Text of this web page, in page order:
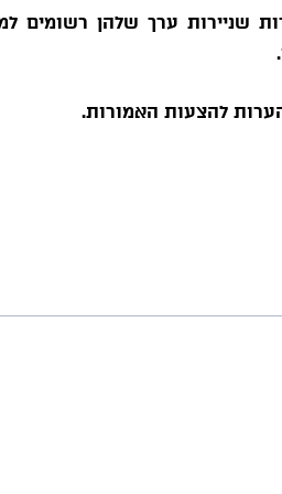
שניירות ערך שלהן רשומים
.
להצעות האמורות.